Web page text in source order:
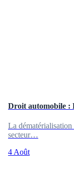
Droit automobile :
La
secteur…
4 Août